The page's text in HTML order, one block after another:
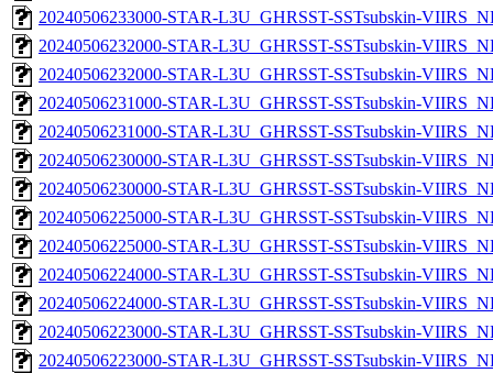
20240506233000-STAR-L3U_GHRSST-SSTsubskin-
20240506232000-STAR-L3U_GHRSST-SSTsubskin-
20240506232000-STAR-L3U_GHRSST-SSTsubskin-
20240506231000-STAR-L3U_GHRSST-SSTsubskin-
20240506231000-STAR-L3U_GHRSST-SSTsubskin-
20240506230000-STAR-L3U_GHRSST-SSTsubskin-
20240506230000-STAR-L3U_GHRSST-SSTsubskin-
20240506225000-STAR-L3U_GHRSST-SSTsubskin-
20240506225000-STAR-L3U_GHRSST-SSTsubskin-
20240506224000-STAR-L3U_GHRSST-SSTsubskin-
20240506224000-STAR-L3U_GHRSST-SSTsubskin-
20240506223000-STAR-L3U_GHRSST-SSTsubskin-
20240506223000-STAR-L3U_GHRSST-SSTsubskin-